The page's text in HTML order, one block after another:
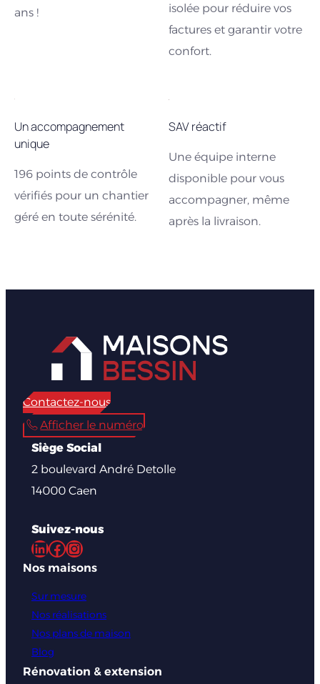
ans !
isolée pour réduire vos
factures et garantir votre
confort.
Un accompagnement
unique
196 points de contrôle
vérifiés pour un chantier
géré en toute sérénité.
SAV réactif
Une équipe interne
disponible pour vous
accompagner, même
après la livraison.
Contactez-nous
Afficher le numéro
Siège Social
2 boulevard André Detolle
14000 Caen
Suivez-nous
LinkedIn Facebook Instagram
Nos maisons
Sur mesure
Nos réalisations
Nos plans de maison
Blog
Rénovation & extension